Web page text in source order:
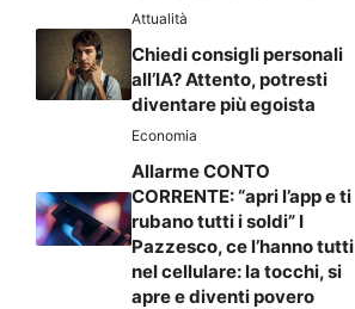
Attualità
Chiedi consigli personali
all’IA? Attento, potresti
diventare più egoista
Economia
Allarme CONTO
CORRENTE: “apri l’app e ti
rubano tutti i soldi” I
Pazzesco, ce l’hanno tutti
nel cellulare: la tocchi, si
apre e diventi povero